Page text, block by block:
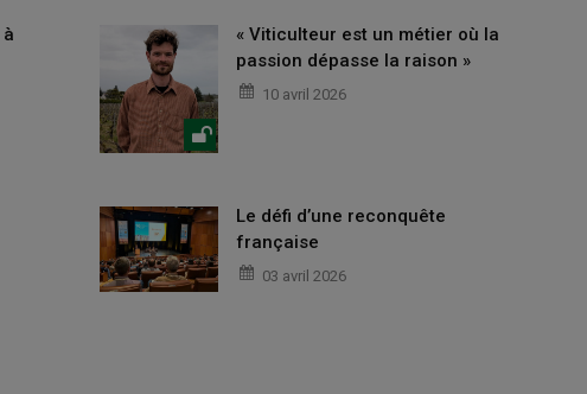
« Viticulteur est un métier où la
passion dépasse la raison »
10 avril 2026
Le défi d’une reconquête
française
03 avril 2026